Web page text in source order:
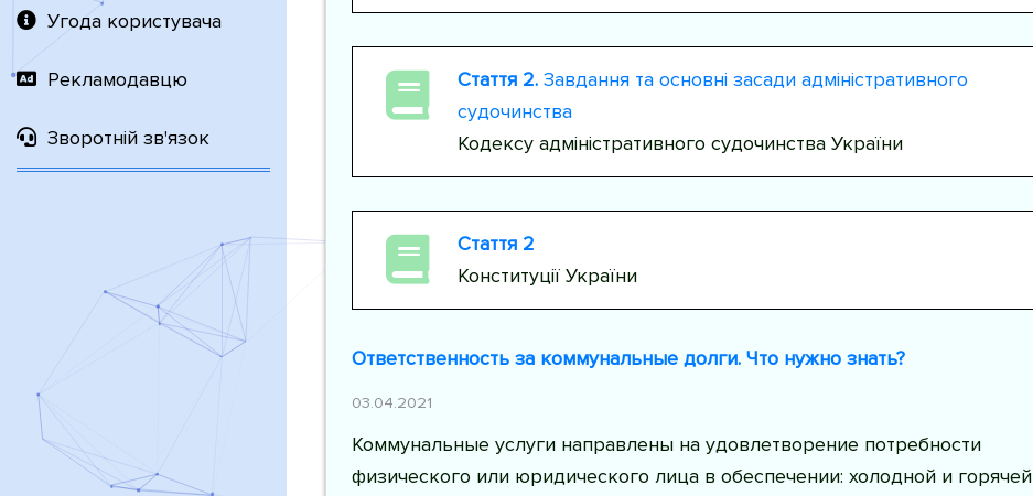
Угода користувача
Рекламодавцю
Зворотній зв'язок
Стаття 2. Завдання та основні засади адміністративного
судочинства
Кодексу адміністративного судочинства України
Стаття 2
Конституції України
Ответственность за коммунальные долги. Что нужно знать?
03.04.2021
Коммунальные услуги направлены на удовлетворение потребности
физического или юридического лица в обеспечении: холодной и горячей